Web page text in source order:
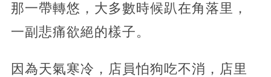
那一帶轉悠，大多數時候趴在角落里，
一副悲痛欲絕的樣子。
因為天氣寒冷，店員怕狗吃不消，店里